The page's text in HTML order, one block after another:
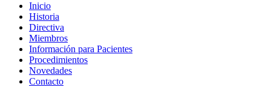
Inicio
Historia
Directiva
Miembros
Información para Pacientes
Procedimientos
Novedades
Contacto